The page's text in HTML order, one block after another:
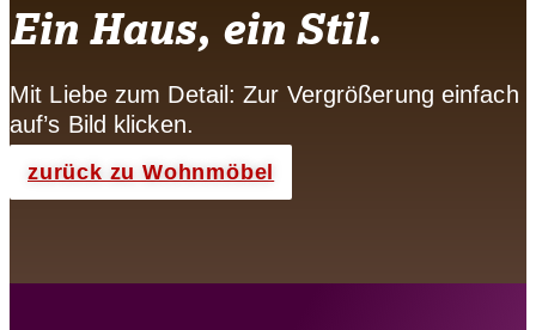
Ein Haus, ein Stil.
Mit Liebe zum Detail: Zur Vergrößerung einfach
auf’s Bild klicken.
zurück zu Wohnmöbel